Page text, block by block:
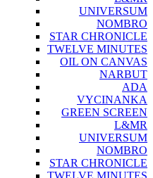
UNIVERSUM
NOMBRO
STAR CHRONICLE
TWELVE MINUTES
OIL ON CANVAS
NARBUT
ADA
VYCINANKA
GREEN SCREEN
L&MR
UNIVERSUM
NOMBRO
STAR CHRONICLE
TWELVE MINUTES